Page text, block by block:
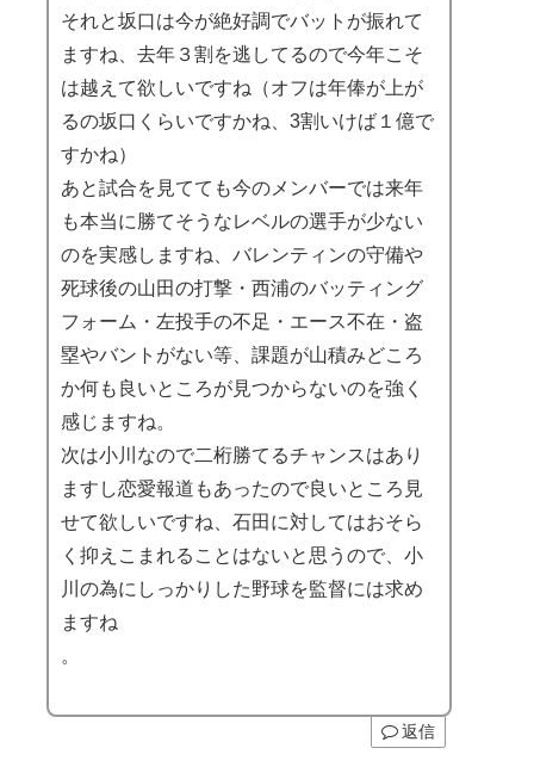
それと坂口は今が絶好調でバットが振れて
ますね、去年３割を逃してるので今年こそ
は越えて欲しいですね（オフは年俸が上が
るの坂口くらいですかね、3割いけば１億で
すかね）
あと試合を見てても今のメンバーでは来年
も本当に勝てそうなレベルの選手が少ない
のを実感しますね、バレンティンの守備や
死球後の山田の打撃・西浦のバッティング
フォーム・左投手の不足・エース不在・盗
塁やバントがない等、課題が山積みどころ
か何も良いところが見つからないのを強く
感じますね。
次は小川なので二桁勝てるチャンスはあり
ますし恋愛報道もあったので良いところ見
せて欲しいですね、石田に対してはおそら
く抑えこまれることはないと思うので、小
川の為にしっかりした野球を監督には求め
ますね
。
返信